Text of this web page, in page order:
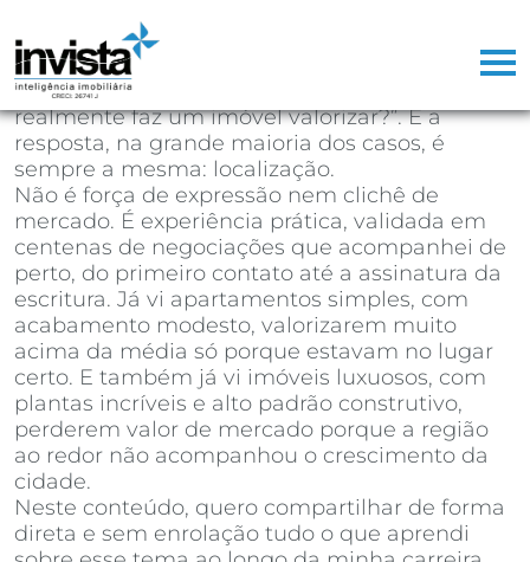
corretor de imóveis, já perdi a conta de
quantas vezes ouvi a mesma pergunta na
primeira reunião com um cliente: “o que
realmente faz um imóvel valorizar?”. E a
resposta, na grande maioria dos casos, é
sempre a mesma: localização.
Não é força de expressão nem clichê de
mercado. É experiência prática, validada em
centenas de negociações que acompanhei de
perto, do primeiro contato até a assinatura da
escritura. Já vi apartamentos simples, com
acabamento modesto, valorizarem muito
acima da média só porque estavam no lugar
certo. E também já vi imóveis luxuosos, com
plantas incríveis e alto padrão construtivo,
perderem valor de mercado porque a região
ao redor não acompanhou o crescimento da
cidade.
Neste conteúdo, quero compartilhar de forma
direta e sem enrolação tudo o que aprendi